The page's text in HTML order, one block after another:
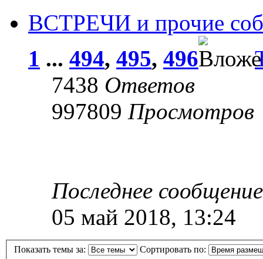
ВСТРЕЧИ и прочие
1 ... 494, 495, 496
7438 Ответов
997809 Просмотров
Последнее
05 май 2018, 13:24
Показать темы за: Сортировать по: